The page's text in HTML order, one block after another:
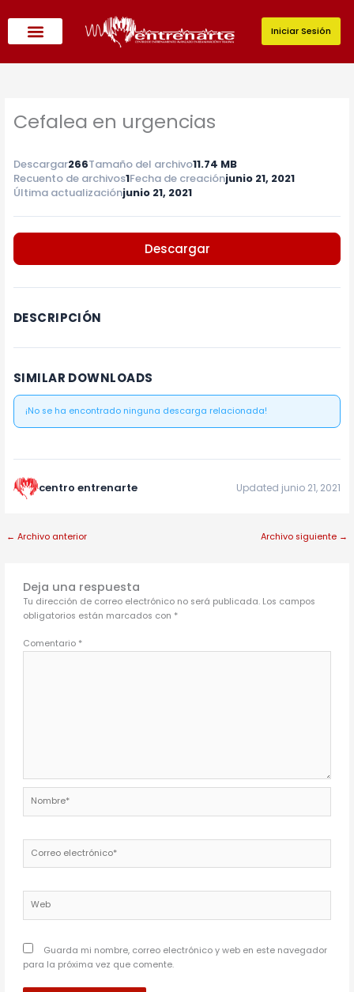
contenido
Iniciar Sesión
Cefalea en urgencias
Descargar266Tamaño del archivo11.74 MB
Recuento de archivos1Fecha de creaciónjunio 21, 2021
Última actualizaciónjunio 21, 2021
Descargar
DESCRIPCIÓN
SIMILAR DOWNLOADS
¡No se ha encontrado ninguna descarga relacionada!
centro entrenarte Updated junio 21, 2021
← Archivo anterior Archivo siguiente →
Deja una respuesta
Tu dirección de correo electrónico no será publicada. Los campos
obligatorios están marcados con *
Comentario *
electrónico*
Guarda mi nombre, correo electrónico y web en este navegador
para la próxima vez que comente.